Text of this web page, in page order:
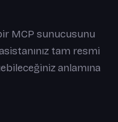
MCP sunucusunu
tam resmi
anlamına